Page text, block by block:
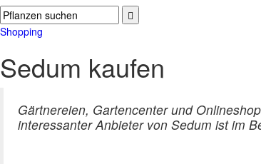
Shopping
Sedum kaufen
Gärtnereien, Gartencenter und
interessanter Anbieter von Sedum ist im